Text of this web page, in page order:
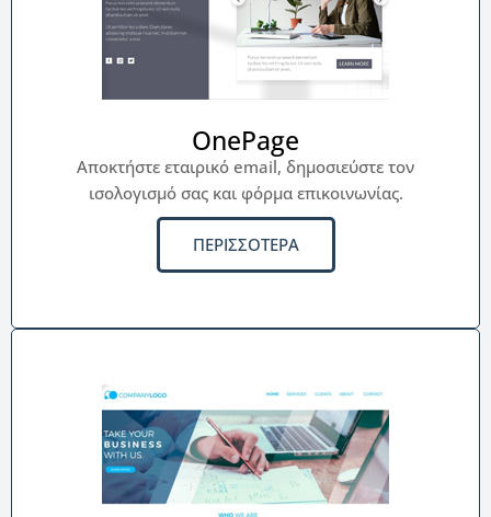
OnePage
Αποκτήστε εταιρικό email, δημοσιεύστε τον
ισολογισμό σας και φόρμα επικοινωνίας.
ΠΕΡΙΣΣΟΤΕΡΑ